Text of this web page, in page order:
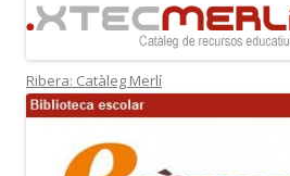
Ribera: Catàleg Merlí